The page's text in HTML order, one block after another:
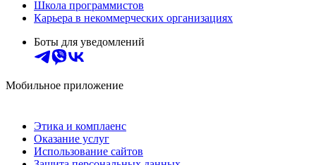
Школа программистов
Карьера в некоммерческих организациях
Боты для уведомлений
Мобильное приложение
Этика и комплаенс
Оказание услуг
Использование сайтов